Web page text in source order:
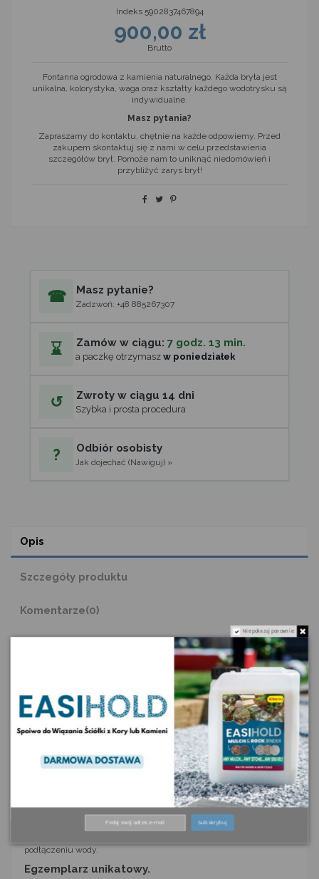
Indeks 5902837467894
900,00 zł
Brutto
Fontanna ogrodowa z kamienia naturalnego. Każda bryła jest
unikalna, kolorystyka, waga oraz kształty każdego wodotrysku są
indywidualne.
Masz pytania?
Zapraszamy do kontaktu, chętnie na każde odpowiemy. Przed
zakupem skontaktuj się z nami w celu przedstawienia
szczegółów brył. Pomoże nam to uniknąć niedomówień i
przybliżyć zarys brył!
☎ Masz pytanie?
Zadzwoń: +48 885267307
⌛ Zamów w ciągu: 7 godz. 13 min.
a paczkę otrzymasz w poniedziałek
↺ Zwroty w ciągu 14 dni
Szybka i prosta procedura
? Odbiór osobisty
Jak dojechać (Nawiguj) »
Opis
Szczegóły produktu
Komentarze(0)
Szybkie zwroty
Wodotrysk jak dzieło
Na karcie przedstawiamy Państwu wyjątkową, naturalną rzeźbę.
Sztuka zamknięta w kamieniu. Coś niepowtarzalnego! To niezwykle
oryginalna ozdoba ogrodu. Kamień ma wywiercony otwór pod
podłączeniu wody.
Egzemplarz unikatowy.
Nie pokazuj ponownie.
Subskrybuj